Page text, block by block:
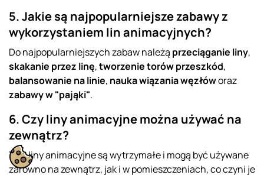
5. Jakie są najpopularniejsze zabawy z
wykorzystaniem lin animacyjnych?
Do najpopularniejszych zabaw należą przeciąganie liny,
skakanie przez linę,tworzenie torów przeszkód,
balansowanie na linie, nauka wiązania węzłóworaz
zabawy w "pająki".
6. Czy liny animacyjne można używać na
zewnątrz?
Tak, liny animacyjne są wytrzymałe i mogą być używane
zarówno na zewnątrz, jak i w pomieszczeniach, co czyni je